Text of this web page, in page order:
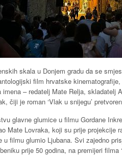
skala u Donjem gradu da se
film hrvatske
imena – redatelj Mate Relja, skladatelj
čiji je roman ‘Vlak u snijegu’
glavne glumice u filmu Gordane
Mate Lovraka, koji su prije projekcije
filmu glumio Ljubana. Svi zajedno
prije 50 godina, na premijeri filma